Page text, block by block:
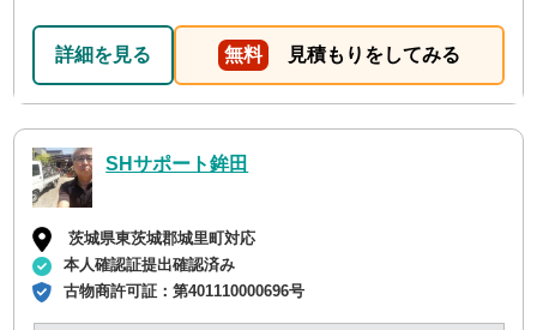
詳細を見る 無料 見積もりをしてみる
SHサポート鉾田
茨城県東茨城郡城里町対応
本人確認証提出確認済み
古物商許可証：第401110000696号